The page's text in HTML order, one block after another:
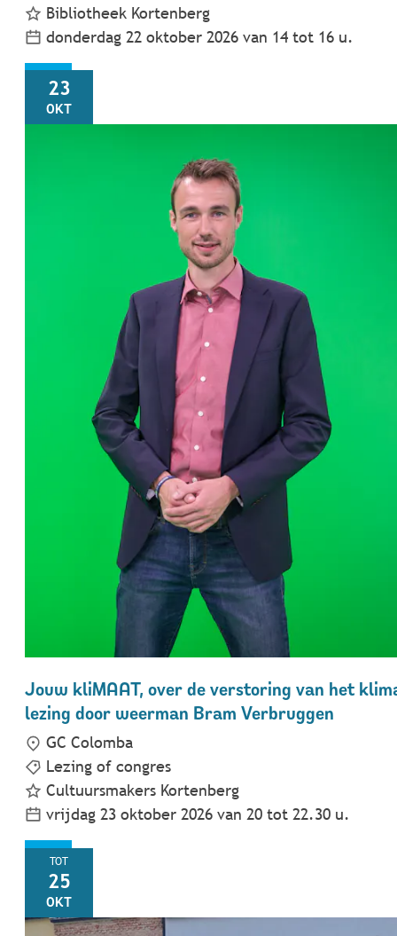
Bibliotheek Kortenberg
donderdag 22 oktober 2026 van 14 tot 16 u.
VR23
OKT
Jouw kliMAAT, over de verstoring van het
lezing door weerman Bram Verbruggen
GC Colomba
Lezing of congres
Cultuursmakers Kortenberg
vrijdag 23 oktober 2026 van 20 tot 22.30 u.
TOT
ZO
25
OKT
Wielerseizoen 2026 WTC Blosom Meerbeek